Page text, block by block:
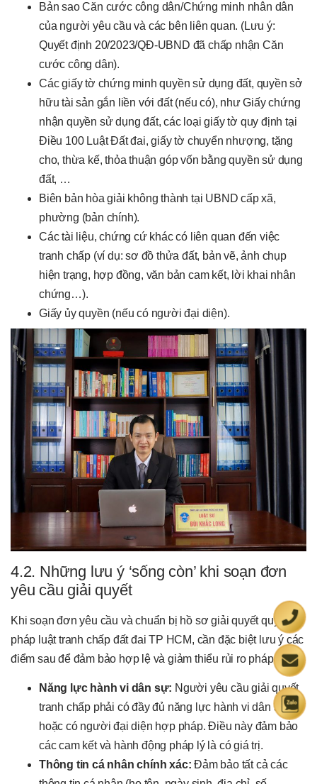
Bản sao Căn cước công dân/Chứng minh nhân dân
của người yêu cầu và các bên liên quan. (Lưu ý:
Quyết định 20/2023/QĐ-UBND đã chấp nhận Căn
cước công dân).
Các giấy tờ chứng minh quyền sử dụng đất, quyền sở
hữu tài sản gắn liền với đất (nếu có), như Giấy chứng
nhận quyền sử dụng đất, các loại giấy tờ quy định tại
Điều 100 Luật Đất đai, giấy tờ chuyển nhượng, tặng
cho, thừa kế, thỏa thuận góp vốn bằng quyền sử dụng
đất, …
Biên bản hòa giải không thành tại UBND cấp xã,
phường (bản chính).
Các tài liệu, chứng cứ khác có liên quan đến việc
tranh chấp (ví dụ: sơ đồ thửa đất, bản vẽ, ảnh chụp
hiện trạng, hợp đồng, văn bản cam kết, lời khai nhân
chứng…).
Giấy ủy quyền (nếu có người đại diện).
4.2. Những lưu ý ‘sống còn’ khi soạn đơn
yêu cầu giải quyết
Khi soạn đơn yêu cầu và chuẩn bị hồ sơ giải quyết quy định
pháp luật tranh chấp đất đai TP HCM, cần đặc biệt lưu ý các
điểm sau để đảm bảo hợp lệ và giảm thiểu rủi ro pháp lý:
Năng lực hành vi dân sự: Người yêu cầu giải quyết
tranh chấp phải có đầy đủ năng lực hành vi dân sự
hoặc có người đại diện hợp pháp. Điều này đảm bảo
các cam kết và hành động pháp lý là có giá trị.
Thông tin cá nhân chính xác: Đảm bảo tất cả các